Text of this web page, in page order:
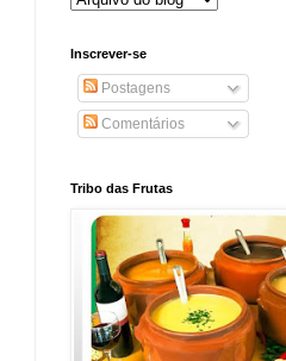
Inscrever-se
Postagens
Comentários
Tribo das Frutas